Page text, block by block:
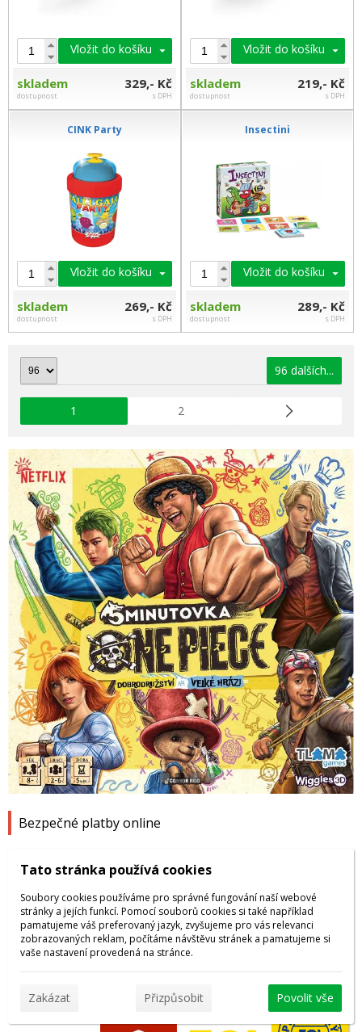
Bezpečné platby online
Dopravu zajišťuje
Vložit do košíku
skladem
dostupnost
329,- Kč
s DPH
Vložit do košíku
skladem
dostupnost
219,- Kč
s DPH
CINK Party
Vložit do košíku
skladem
dostupnost
269,- Kč
s DPH
Insectini
Vložit do košíku
skladem
dostupnost
289,- Kč
s DPH
96 dalších...
1 2
Tato stránka používá cookies
Soubory cookies používáme pro správné fungování naší webové
stránky a jejích funkcí. Pomocí souborů cookies si také například
pamatujeme váš preferovaný jazyk, zvyšujeme pro vás relevanci
zobrazovaných reklam, počítáme návštěvu stránek a pamatujeme si
vaše nastavení provedená na stránce.
Zakázat Přizpůsobit Povolit vše